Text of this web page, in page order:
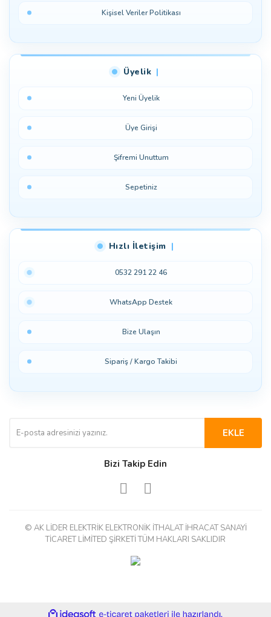
Kişisel Veriler Politikası
Üyelik
Yeni Üyelik
Üye Girişi
Şifremi Unuttum
Sepetiniz
Hızlı İletişim
0532 291 22 46
WhatsApp Destek
Bize Ulaşın
Sipariş / Kargo Takibi
EKLE
Bizi Takip Edin
© AK LİDER ELEKTRİK ELEKTRONİK İTHALAT İHRACAT SANAYİ
TİCARET LİMİTED ŞİRKETİ TÜM HAKLARI SAKLIDIR
ideasoft e-